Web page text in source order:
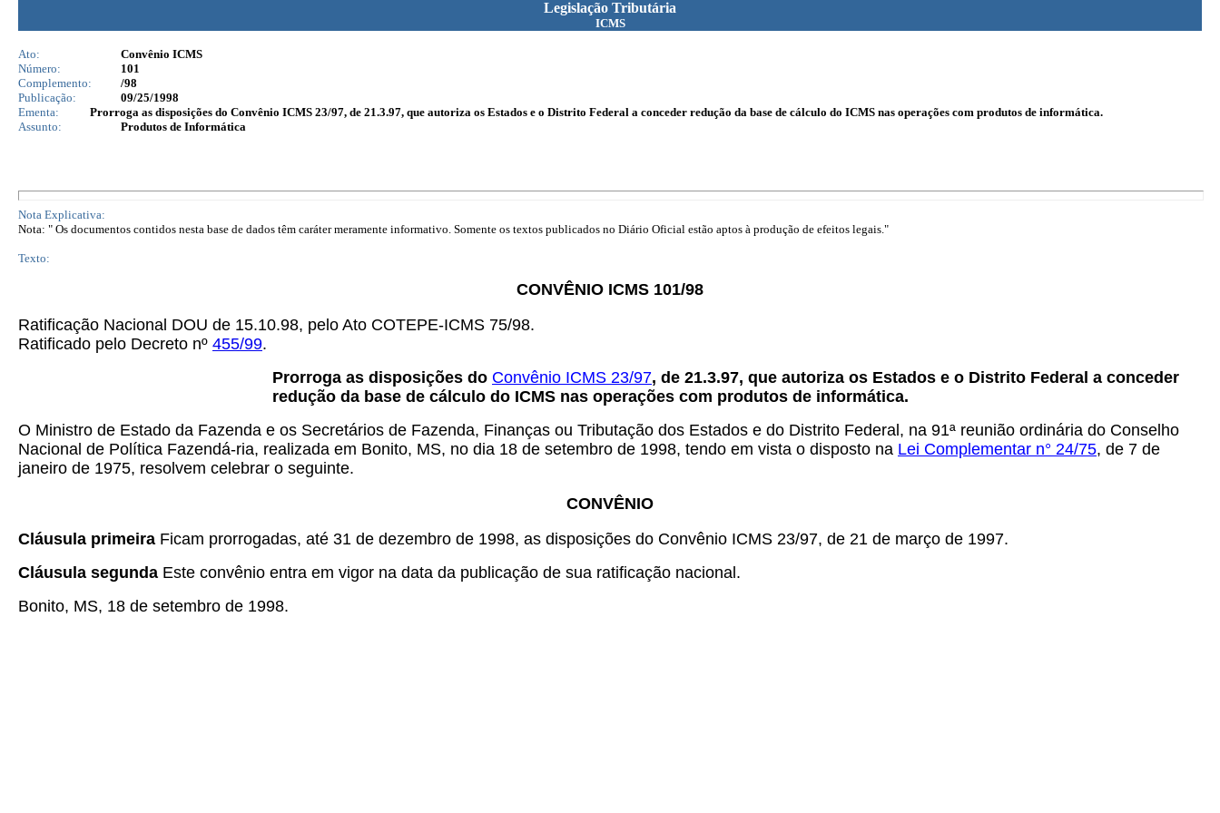
Legislação Tributária
ICMS
Ato:
Convênio ICMS
Número:
101
Complemento:
/98
Publicação:
09/25/1998
Ementa:
Prorroga as disposições do Convênio ICMS 23/97, de 21.3.97, que autoriza os Estados e o Distrito Federal a conceder redução da base de cálculo do ICMS nas operações com produtos de informática.
Assunto:
Produtos de Informática
Nota Explicativa:
Nota: " Os documentos contidos nesta base de dados têm caráter meramente informativo. Somente os textos publicados no Diário Oficial estão aptos à produção de efeitos legais."
Texto:
CONVÊNIO ICMS 101/98
Ratificação Nacional DOU de 15.10.98, pelo Ato COTEPE-ICMS 75/98.
Ratificado pelo Decreto nº 455/99.
Prorroga as disposições do Convênio ICMS 23/97, de 21.3.97, que autoriza os Estados e o Distrito Federal a conceder
redução da base de cálculo do ICMS nas operações com produtos de informática.
O Ministro de Estado da Fazenda e os Secretários de Fazenda, Finanças ou Tributação dos Estados e do Distrito Federal, na 91ª reunião ordinária do Conselho
Nacional de Política Fazendá-ria, realizada em Bonito, MS, no dia 18 de setembro de 1998, tendo em vista o disposto na Lei Complementar n° 24/75, de 7 de
janeiro de 1975, resolvem celebrar o seguinte.
CONVÊNIO
Cláusula primeira Ficam prorrogadas, até 31 de dezembro de 1998, as disposições do Convênio ICMS 23/97, de 21 de março de 1997.
Cláusula segunda Este convênio entra em vigor na data da publicação de sua ratificação nacional.
Bonito, MS, 18 de setembro de 1998.